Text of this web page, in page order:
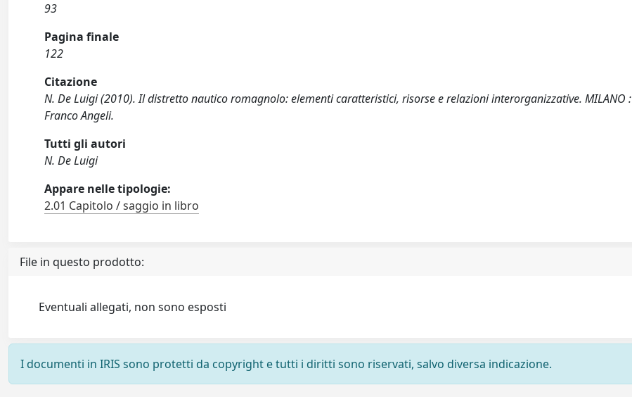
93
Pagina finale
122
Citazione
N. De Luigi (2010). Il distretto nautico romagnolo: elementi caratteristici, risorse e relazioni interorganizzative. MILANO :
Franco Angeli.
Tutti gli autori
N. De Luigi
Appare nelle tipologie:
2.01 Capitolo / saggio in libro
File in questo prodotto:
Eventuali allegati, non sono esposti
I documenti in IRIS sono protetti da copyright e tutti i diritti sono riservati, salvo diversa indicazione.